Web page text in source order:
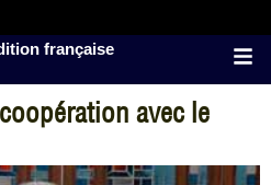
française
avec le